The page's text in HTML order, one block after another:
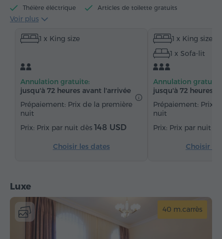
Théière éléctrique Articles de toilette gratuits
Serviettes
Sèche-cheveux Armoire
Canapé
Fauteuil Téléphone
Réveil Service de réveil Chaînes satellite
Moquette Réfrigérateur Thé/Café
Fer à repasser avec planche (sur demande)
Voir plus
1 x King size
Annulation gratuite:
jusqu'à 72 heures avant l'arrivée
Prépaiement: Prix de la première
nuit
Prix par nuit dès 148 USD
Choisir les dates
1 x King size
1 x Sofa-lit
Annulation gratuite:
jusqu'à 72 heures
Prépaiement: Prix
nuit
Prix par nuit
Choisir
Luxe
40 m.carrès